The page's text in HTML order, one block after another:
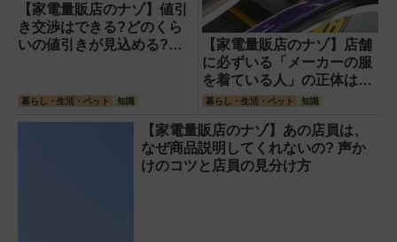
【家電量販店のナゾ】値引
き交渉はできる?どのくら
いの値引きが見込める?家
暮らし・生活・ペット 知識
【家電量販店のナゾ】店舗
に必ずいる「メーカーの服
を着ている人」の正体は?
聞けること、聞けないこ
暮らし・生活・ペット 知識
【家電量販店のナゾ】あの店員は、
なぜ商品説明してくれないの? 声か
けのコツと店員の見分け方